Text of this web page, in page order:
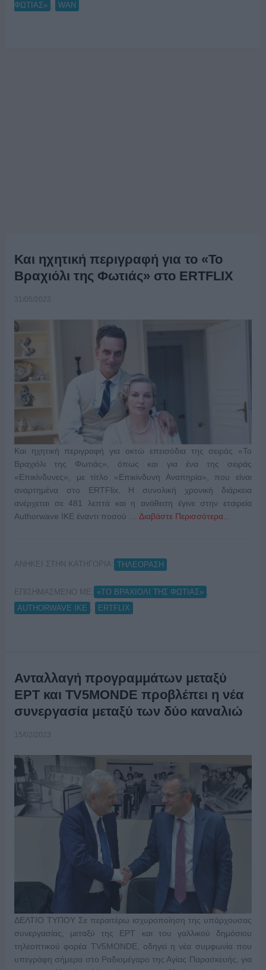
ΦΩΤΙΑΣ»
WAN
Και ηχητική περιγραφή για το «Το
Βραχιόλι της Φωτιάς» στο ERTFLIX
31/05/2023
Και ηχητική περιγραφή για οκτώ επεισόδια της σειράς «Το
Βραχιόλι της Φωτιάς», όπως και για ένα της σειράς
«Επικίνδυνες», με τίτλο «Επικίνδυνη Αναπηρία», που είναι
αναρτημένα στο ERTFlix. H συνολική χρονική διάρκεια
ανέρχεται σε 481 λεπτά και η ανάθεση έγινε στην εταιρεία
Authorwave ΙΚΕ έναντι ποσού … Διαβάστε Περισσότερα...
ΑΝΗΚΕΙ ΣΤΗΝ ΚΑΤΗΓΟΡΙΑ: ΤΗΛΕΟΡΑΣΗ
ΕΠΙΣΗΜΑΣΜΕΝΟ ΜΕ: «ΤΟ ΒΡΑΧΙΟΛΙ ΤΗΣ ΦΩΤΙΑΣ»
AUTHORWAVE ΙΚΕ
ERTFLIX
Ανταλλαγή προγραμμάτων μεταξύ
ΕΡΤ και TV5MONDE προβλέπει η νέα
συνεργασία μεταξύ των δύο καναλιώ
15/02/2023
ΔΕΛΤΙΟ ΤΥΠΟΥ Σε περαιτέρω ισχυροποίηση της υπάρχουσας
συνεργασίας, μεταξύ της ΕΡΤ και του γαλλικού δημόσιου
τηλεοπτικού φορέα TV5MONDE, οδηγεί η νέα συμφωνία που
υπεγράφη σήμερα στο Ραδιομέγαρο της Αγίας Παρασκευής, για